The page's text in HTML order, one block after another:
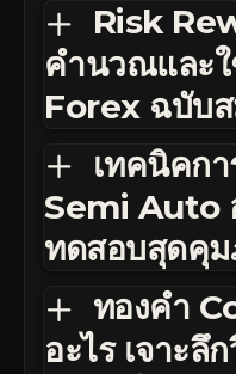
Risk
คำนวณและใ
Forex ฉบับ
เทคนิคก
Semi Auto
ทดสอบสุดคุ
ทองคำ
อะไร เจาะลึ